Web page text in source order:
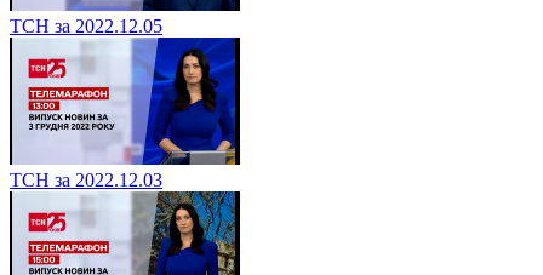
ТСН за 2022.12.05
ТСН за 2022.12.03